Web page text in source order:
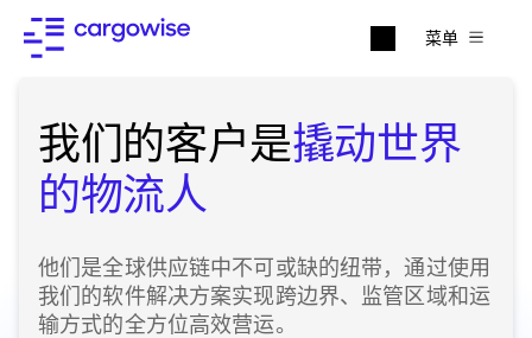
菜单
我们的客户是撬动世界
的物流人
他们是全球供应链中不可或缺的纽带，通过使用
我们的软件解决方案实现跨边界、监管区域和运
输方式的全方位高效营运。